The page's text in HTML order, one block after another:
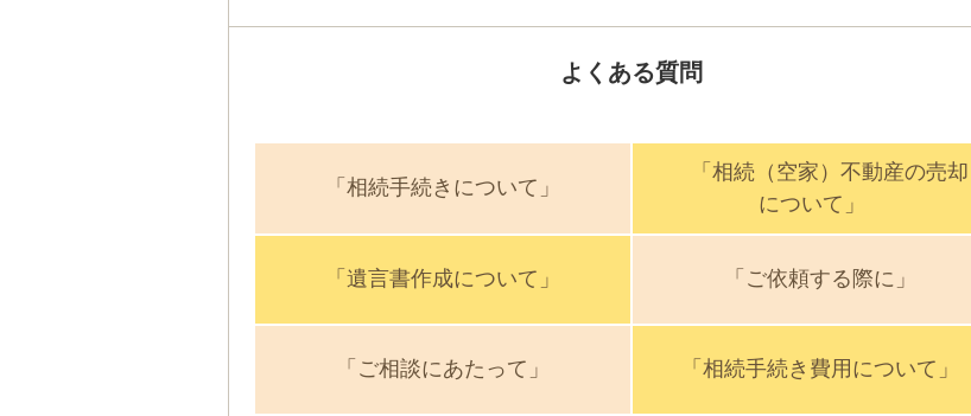
よくある質問
「相続手続きについて」
「相続（空家）不動産の売却
について」
「遺言書作成について」 「ご依頼する際に」
「ご相談にあたって」 「相続手続き費用について」